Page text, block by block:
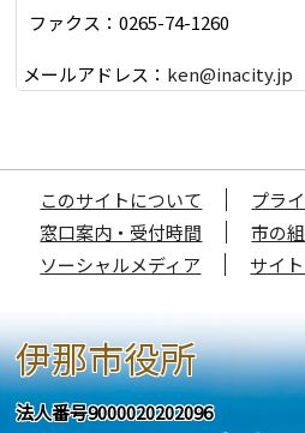
ファクス：0265-74-1260
メールアドレス： ken@inacity.jp
このサイトについて
プラ
窓口案内・受付時間
市の
ソーシャルメディア
サイ
伊那市役所
法人番号9000020202096